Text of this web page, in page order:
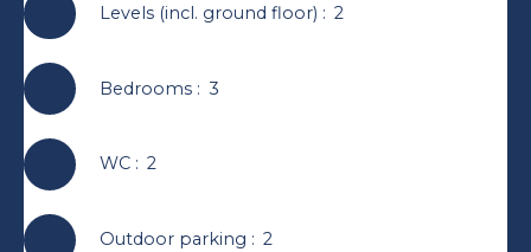
Levels (incl. ground floor) : 2
Bedrooms: 3
WC: 2
Outdoor parking : 2